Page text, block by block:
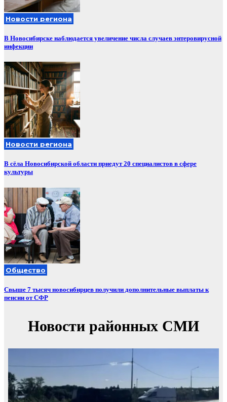
Новости региона
В Новосибирске наблюдается увеличение числа случаев энтеровирусной
инфекции
Новости региона
В сёла Новосибирской области приедут 20 специалистов в сфере
культуры
Общество
Свыше 7 тысяч новосибирцев получили дополнительные выплаты к
пенсии от СФР